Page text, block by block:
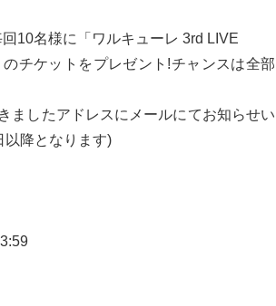
10名様に「ワルキューレ 3rd LIVE
チケットをプレゼント!チャンスは全部
ましたアドレスにメールにてお知らせい
以降となります)